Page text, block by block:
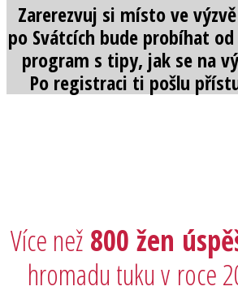
Zarerezvuj si místo ve výzvě
po Svátcích bude probíhat
program s tipy, jak se na
Po registraci ti pošlu
Více než 800 žen
hromadu tuku v roce